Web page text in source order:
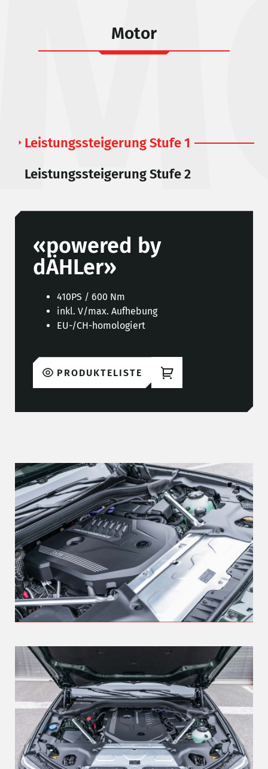
Motor
Leistungssteigerung Stufe 1
Leistungssteigerung Stufe 2
«powered by
dÄHLer»
410PS / 600 Nm
inkl. V/max. Aufhebung
EU-/CH-homologiert
PRODUKTELISTE